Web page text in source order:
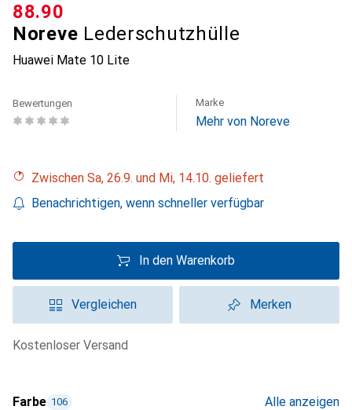
Noreve Lederschutzhülle
Huawei Mate 10 Lite
CHF
88.90
Bewertungen Marke
Mehr von Noreve
Zwischen Sa, 26.9. und Mi, 14.10. geliefert
Benachrichtigen, wenn schneller verfügbar
In den Warenkorb
Vergleichen Merken
kostenloser Versand
Farbe 106 Alle anzeigen